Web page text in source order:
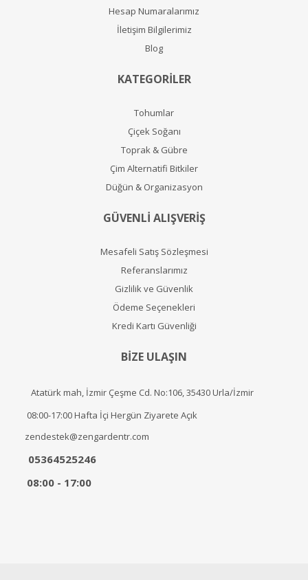
Hesap Numaralarımız
İletişim Bilgilerimiz
Blog
KATEGORİLER
Tohumlar
Çiçek Soğanı
Toprak & Gübre
Çim Alternatifi Bitkiler
Düğün & Organizasyon
GÜVENLİ ALIŞVERİŞ
Mesafeli Satış Sözleşmesi
Referanslarımız
Gizlilik ve Güvenlik
Ödeme Seçenekleri
Kredi Kartı Güvenliği
BİZE ULAŞIN
Atatürk mah, İzmir Çeşme Cd. No:106, 35430 Urla/İzmir
08:00-17:00 Hafta İçi Hergün Ziyarete Açık
zendestek@zengardentr.com
05364525246
08:00 - 17:00